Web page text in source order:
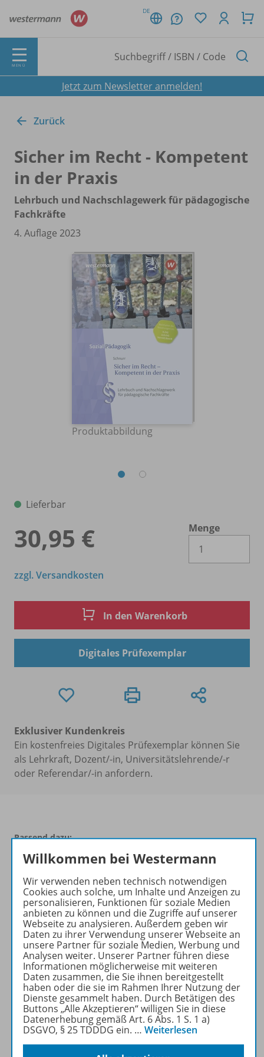
DE
MENÜ
Jetzt zum Newsletter anmelden!
Zurück
Sicher im Recht - Kompetent
in der Praxis
Lehrbuch und Nachschlagewerk für pädagogische
Fachkräfte
4. Auflage 2023
Produktabbildung
Lieferbar
30,95 €
Menge
zzgl. Versandkosten
In den Warenkorb
Digitales Prüfexemplar
Exklusiver Kundenkreis
Ein kostenfreies Digitales Prüfexemplar können Sie
als Lehrkraft, Dozent/-in, Universitätslehrende/-r
oder Referendar/-in anfordern.
Passend dazu:
Produktinformationen
Beschreibung
Willkommen bei Westermann
Wir verwenden neben technisch notwendigen
Cookies auch solche, um Inhalte und Anzeigen zu
personalisieren, Funktionen für soziale Medien
anbieten zu können und die Zugriffe auf unserer
Webseite zu analysieren. Außerdem geben wir
Daten zu ihrer Verwendung unserer Webseite an
unsere Partner für soziale Medien, Werbung und
Analysen weiter. Unserer Partner führen diese
Informationen möglicherweise mit weiteren
Daten zusammen, die Sie ihnen bereitgestellt
haben oder die sie im Rahmen Ihrer Nutzung der
Dienste gesammelt haben. Durch Betätigen des
Buttons „Alle Akzeptieren“ willigen Sie in diese
Datenerhebung gemäß Art. 6 Abs. 1 S. 1 a)
DSGVO, § 25 TDDDG ein. … Weiterlesen